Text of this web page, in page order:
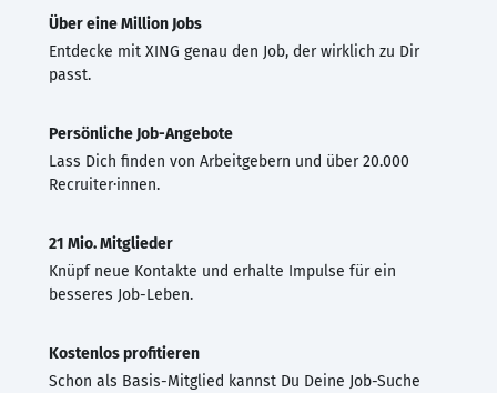
Über eine Million Jobs
Entdecke mit XING genau den Job, der wirklich zu Dir
passt.
Persönliche Job-Angebote
Lass Dich finden von Arbeitgebern und über 20.000
Recruiter·innen.
21 Mio. Mitglieder
Knüpf neue Kontakte und erhalte Impulse für ein
besseres Job-Leben.
Kostenlos profitieren
Schon als Basis-Mitglied kannst Du Deine Job-Suche